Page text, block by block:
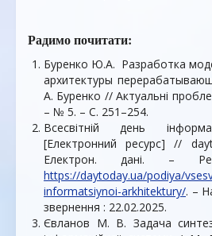
Радимо почитати:
Буренко Ю.А. Разработка
архитектуры
А. Буренко // Актуальні
– № 5. – С. 251–254.
Всесвітній день
[Електронний ресурс] //
Електрон. дані. –
https://daytoday.ua/podiya/
informatsiynoi-arkhitektury/. –
звернення : 22.02.2025.
Євланов М. В. Задача